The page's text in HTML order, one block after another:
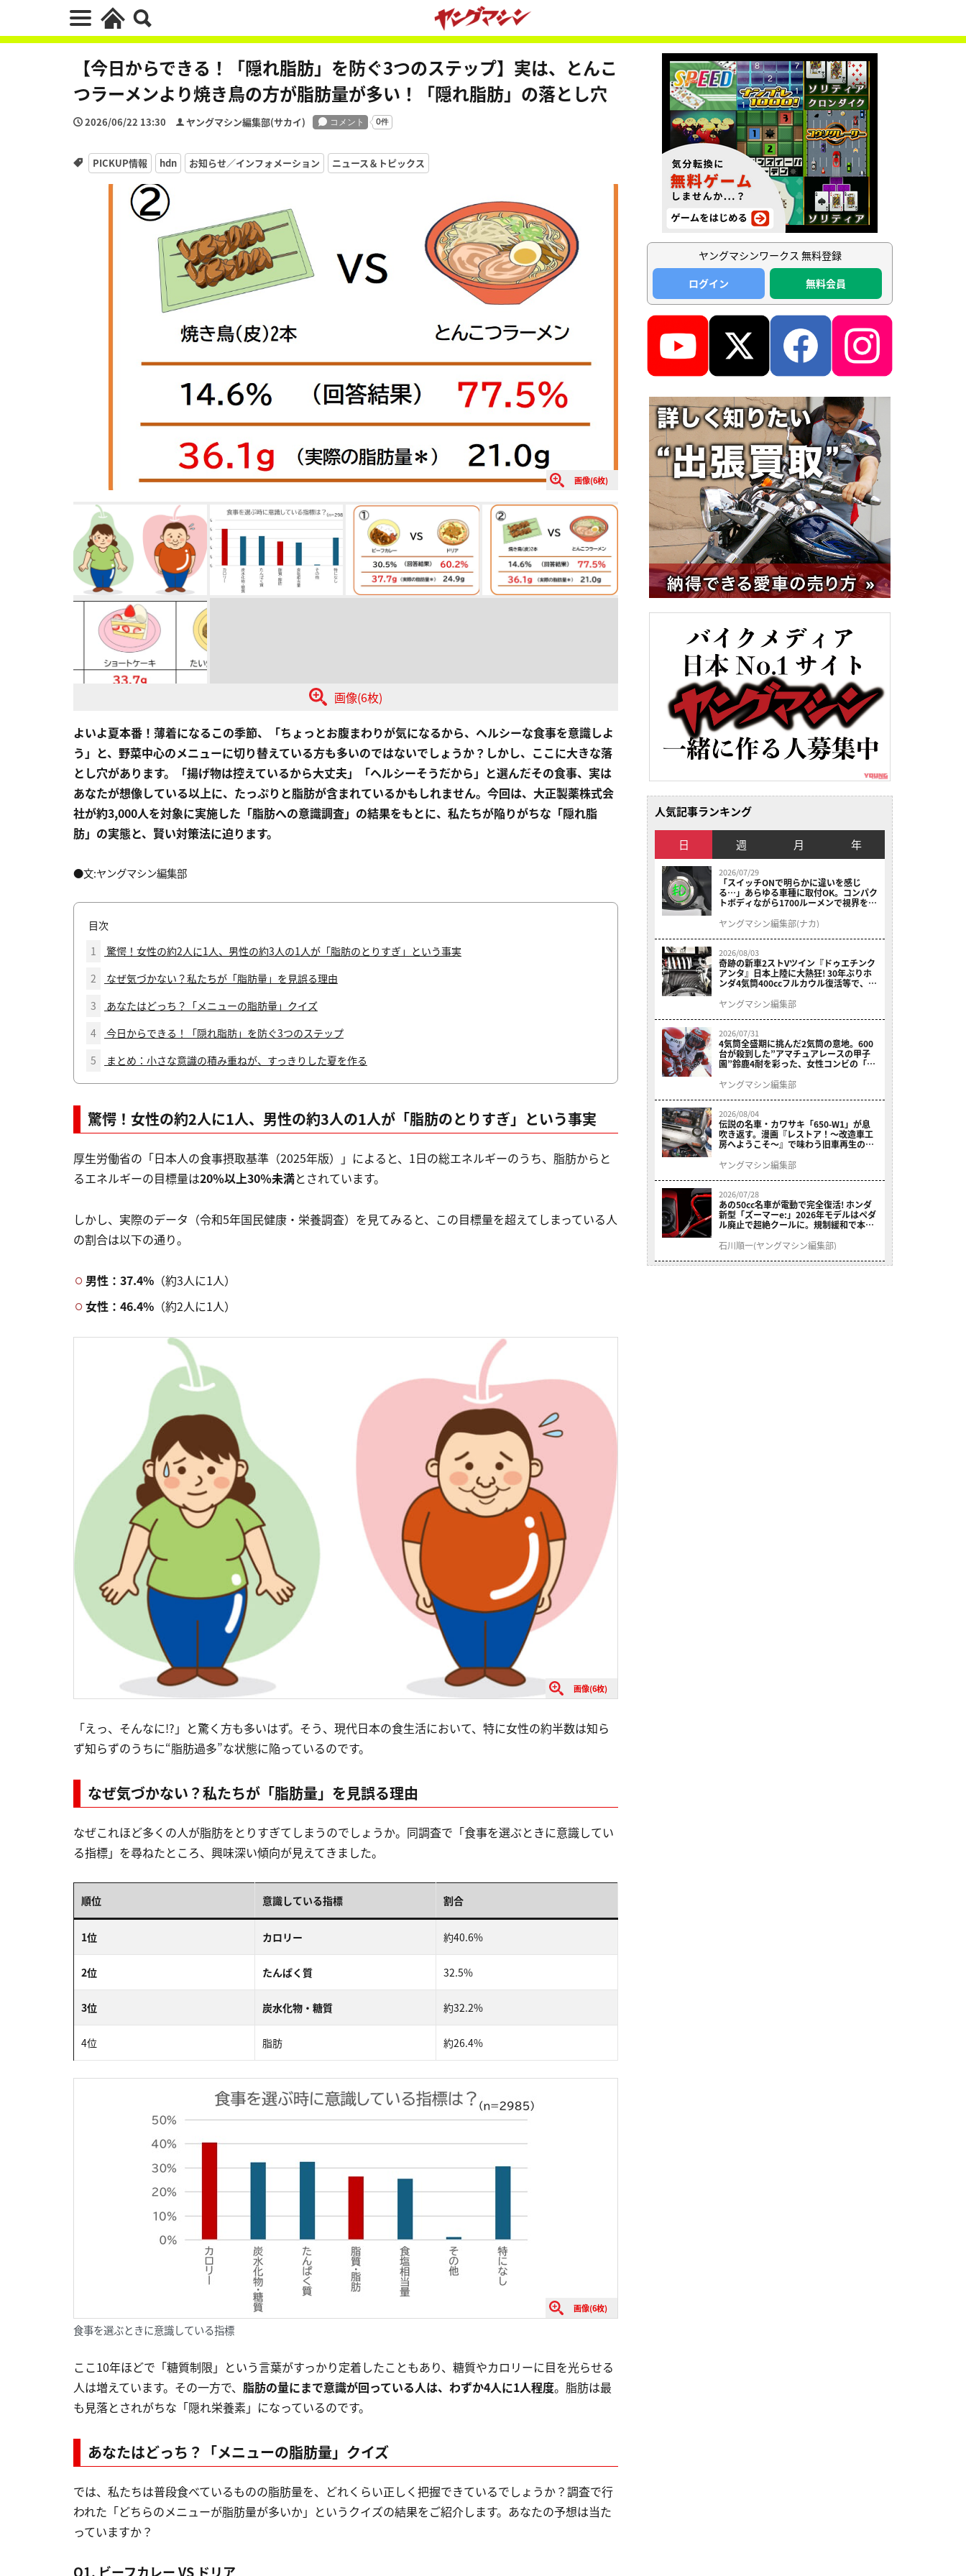
【今日からできる！「隠れ脂肪」を防ぐ3つのステップ】実は、とんこ
つラーメンより焼き鳥の方が脂肪量が多い！「隠れ脂肪」の落とし穴
2026/06/22 13:30 ヤングマシン編集部(サカイ)
PICKUP情報 hdn お知らせ／インフォメーション ニュース＆トピックス
画像(6枚)
画像(6枚)
よいよ夏本番！薄着になるこの季節、「ちょっとお腹まわりが気になるから、ヘルシーな食事を意識しよ
う」と、野菜中心のメニューに切り替えている方も多いのではないでしょうか？しかし、ここに大きな落
とし穴があります。「揚げ物は控えているから大丈夫」「ヘルシーそうだから」と選んだその食事、 実は
あなたが想像している以上に、たっぷりと脂肪が含まれているかもしれません。 今回は、大正製薬株式会
社が約3,000人を対象に実施した「脂肪への意識調査」の結果をもとに、私たちが陥りがちな「隠れ脂
肪」の実態と、賢い対策法に迫ります。
●文:ヤングマシン編集部
目次
1
驚愕！女性の約2人に1人、男性の約3人の1人が「脂肪のとりすぎ」という事実
2
なぜ気づかない？私たちが「脂肪量」を見誤る理由
3
あなたはどっち？「メニューの脂肪量」クイズ
4
今日からできる！「隠れ脂肪」を防ぐ3つのステップ
5
まとめ：小さな意識の積み重ねが、すっきりした夏を作る
驚愕！女性の約2人に1人、男性の約3人の1人が「脂肪のとりすぎ」という事実
厚生労働省の「日本人の食事摂取基準（2025年版）」によると、1日の総エネルギーのうち、脂肪からと
るエネルギーの目標量は20％以上30％未満とされています。
しかし、実際のデータ（令和5年国民健康・栄養調査）を見てみると、この目標量を超えてしまっている人
の割合は以下の通り。
男性：37.4% （約3人に1人）
女性：46.4% （約2人に1人）
画像(6枚)
「えっ、そんなに!?」と驚く方も多いはず。そう、現代日本の食生活において、特に女性の約半数は知ら
ず知らずのうちに“脂肪過多”な状態に陥っているのです。
なぜ気づかない？私たちが「脂肪量」を見誤る理由
なぜこれほど多くの人が脂肪をとりすぎてしまうのでしょうか。同調査で「食事を選ぶときに意識してい
る指標」を尋ねたところ、興味深い傾向が見えてきました。
順位 意識している指標 割合
1位 カロリー 約40.6%
2位 たんぱく質 32.5%
3位 炭水化物・糖質 約32.2%
4位 脂肪 約26.4%
画像(6枚)
食事を選ぶときに意識している指標
ここ10年ほどで「糖質制限」という言葉がすっかり定着したこともあり、糖質やカロリーに目を光らせる
人は増えています。その一方で、 脂肪の量にまで意識が回っている人は、わずか4人に1人程度。脂肪は最
も見落とされがちな「隠れ栄養素」になっているのです。
あなたはどっち？「メニューの脂肪量」クイズ
では、私たちは普段食べているものの脂肪量を、どれくらい正しく把握できているでしょうか？調査で行
われた「どちらのメニューが脂肪量が多いか」というクイズの結果をご紹介します。あなたの予想は当た
っていますか？
Q1. ビーフカレー VS ドリア
ヤングマシンワークス 無料登録
ログイン
無料会員
人気記事ランキング
日 週 月 年
2026/07/29
「スイッチONで明らかに違いを感じ
る…」あらゆる車種に取付OK。コンパク
トボディながら1700ルーメンで視界を確
ニット プレシャスレイ スモール］
ヤングマシン編集部(ナカ)
2026/08/03
奇跡の新車2ストVツイン『ドゥエチンク
アンタ』日本上陸に大熱狂! 30年ぶりホ
ンダ4気筒400ccフルカウル復活等で、ロ
ニュース振り返り】
ヤングマシン編集部
2026/07/31
4気筒全盛期に挑んだ2気筒の意地。600
台が殺到した”アマチュアレースの甲子
園”鈴鹿4耐を彩った、女性コンビの「ス
ヤングマシン編集部
2026/08/04
伝説の名車・カワサキ「650-W1」が息
吹き返す。漫画『レストア！～改造車工
房へようこそ～』で味わう旧車再生のロ
ヤングマシン編集部
2026/07/28
あの50cc名車が電動で完全復活! ホンダ
新型「ズーマーe:」2026年モデルはペダ
ル廃止で超絶クールに。規制緩和で本来
石川順一(ヤングマシン編集部)